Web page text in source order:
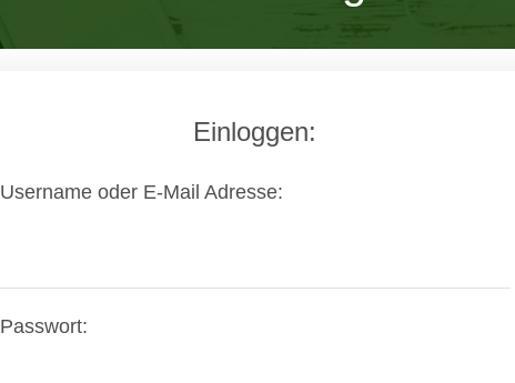
Einloggen:
Username oder E-Mail Adresse:
Passwort: